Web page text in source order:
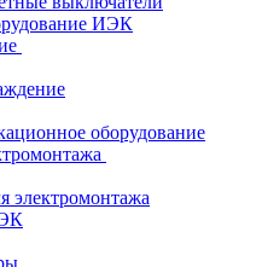
ИЭК
оборудование
электромонтажа